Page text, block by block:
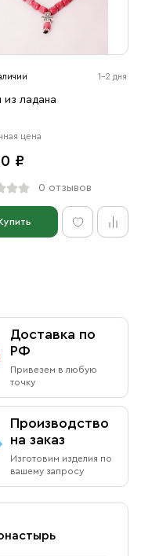
1-2 дня
из ладана
цена
₽
0 отзывов
Доставка по
РФ
Привезем в любую
точку
Производство
на заказ
Изготовим изделия по
вашему запросу